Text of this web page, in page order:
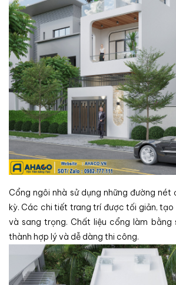
Cổng ngôi nhà sử dụng những đường nét
kỳ. Các chi tiết trang trí được tối giản,
và sang trọng. Chất liệu cổng làm bằng
thành hợp lý và dễ dàng thi công.